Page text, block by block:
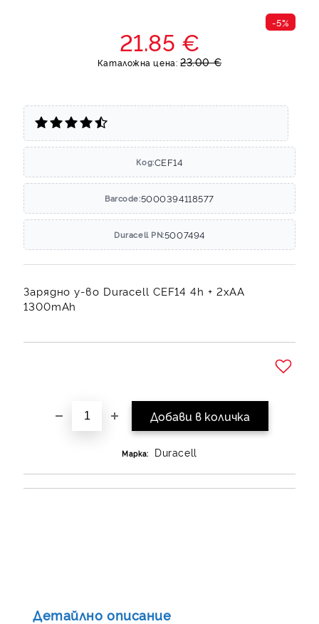
-5%
21.85 €
Каталожна цена: 23.00 €
Код:CEF14
Barcode:5000394118577
Duracell PN:5007494
Зарядно у-во Duracell CEF14 4h + 2xAA
1300mAh
Марка: Duracell
Детайлно описание